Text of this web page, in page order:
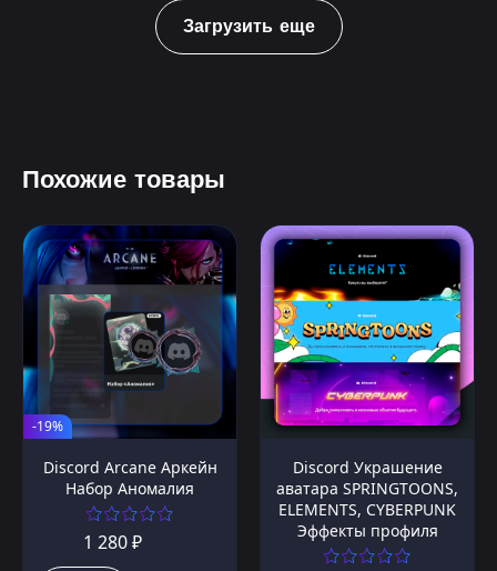
Загрузить еще
Похожие товары
-19%
Discord Arcane Аркейн
Набор Аномалия
1 280 ₽
Discord Украшение
аватара SPRINGTOONS,
ELEMENTS, CYBERPUNK
Эффекты профиля